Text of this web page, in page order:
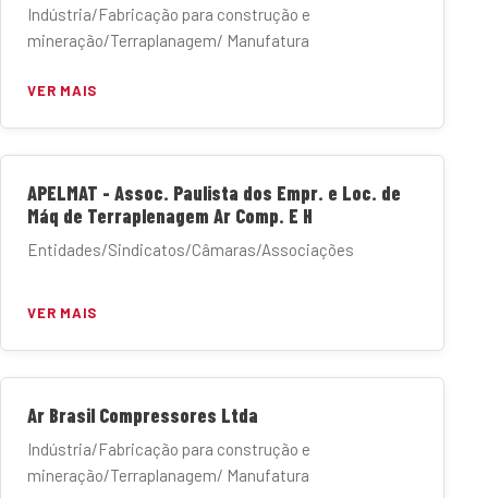
Indústria/Fabricação para construção e
mineração/Terraplanagem/ Manufatura
VER MAIS
APELMAT - Assoc. Paulista dos Empr. e Loc. de
Máq de Terraplenagem Ar Comp. E H
Entidades/Sindicatos/Câmaras/Associações
VER MAIS
Ar Brasil Compressores Ltda
Indústria/Fabricação para construção e
mineração/Terraplanagem/ Manufatura